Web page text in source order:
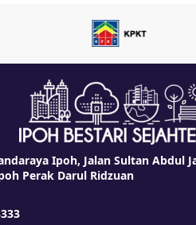
Ipoh, Jalan Sultan Abdul
Perak Darul Ridzuan